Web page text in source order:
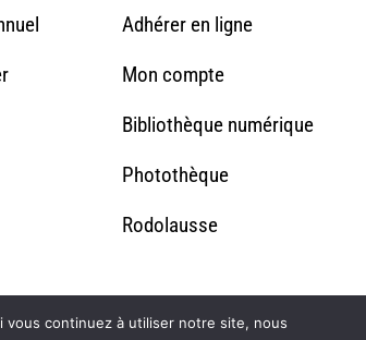
Adhérer en ligne
Mon compte
Bibliothèque numérique
Photothèque
Rodolausse
vous continuez à utiliser notre site, nous